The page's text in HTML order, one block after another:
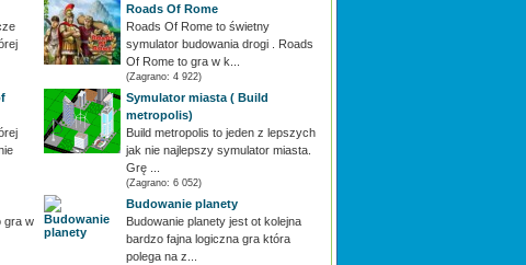
Roads Of Rome
Roads Of Rome to świetny
symulator budowania drogi . Roads
Of Rome to gra w k...
(Zagrano: 4 922)
Symulator miasta ( Build
metropolis)
Build metropolis to jeden z lepszych
jak nie najlepszy symulator miasta.
Grę ...
(Zagrano: 6 052)
gra w
Budowanie planety
Budowanie planety jest ot kolejna
bardzo fajna logiczna gra która
polega na z...